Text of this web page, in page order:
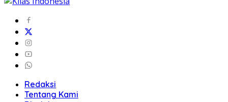
Redaksi
Tentang Kami